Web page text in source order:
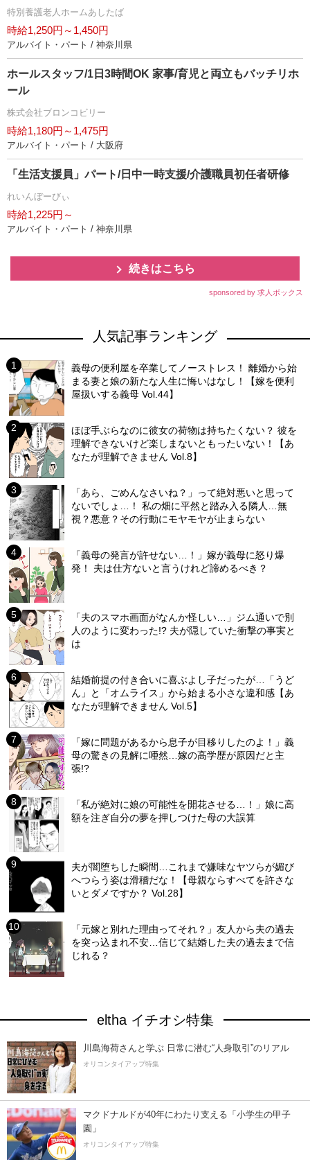
特別養護老人ホームあしたば
時給1,250円～1,450円
アルバイト・パート / 神奈川県
ホールスタッフ/1日3時間OK 家事/育児と両立もバッチリホ
ール
株式会社ブロンコビリー
時給1,180円～1,475円
アルバイト・パート / 大阪府
「生活支援員」パート/日中一時支援/介護職員初任者研修
れいんぼーびぃ
時給1,225円～
アルバイト・パート / 神奈川県
続きはこちら
sponsored by 求人ボックス
人気記事ランキング
義母の便利屋を卒業してノーストレス！ 離婚から始
まる妻と娘の新たな人生に悔いはなし！【嫁を便利
屋扱いする義母 Vol.44】
ほぼ手ぶらなのに彼女の荷物は持ちたくない？ 彼を
理解できないけど楽しまないともったいない！【あ
なたが理解できません Vol.8】
「あら、ごめんなさいね？」って絶対悪いと思って
ないでしょ…！ 私の畑に平然と踏み入る隣人…無
視？悪意？その行動にモヤモヤが止まらない
「義母の発言が許せない…！」嫁が義母に怒り爆
発！ 夫は仕方ないと言うけれど諦めるべき？
「夫のスマホ画面がなんか怪しい…」ジム通いで別
人のように変わった!? 夫が隠していた衝撃の事実と
は
結婚前提の付き合いに喜ぶよし子だったが…「うど
ん」と「オムライス」から始まる小さな違和感【あ
なたが理解できません Vol.5】
「嫁に問題があるから息子が目移りしたのよ！」義
母の驚きの見解に唖然…嫁の高学歴が原因だと主
張!?
「私が絶対に娘の可能性を開花させる…！」娘に高
額を注ぎ自分の夢を押しつけた母の大誤算
夫が闇堕ちした瞬間…これまで嫌味なヤツらが媚び
へつらう姿は滑稽だな！【母親ならすべてを許さな
いとダメですか？ Vol.28】
「元嫁と別れた理由ってそれ？」友人から夫の過去
を突っ込まれ不安…信じて結婚した夫の過去まで信
じれる？
eltha イチオシ特集
川島海荷さんと学ぶ 日常に潜む“人身取引”のリアル
オリコンタイアップ特集
マクドナルドが40年にわたり支える「小学生の甲子
園」
オリコンタイアップ特集